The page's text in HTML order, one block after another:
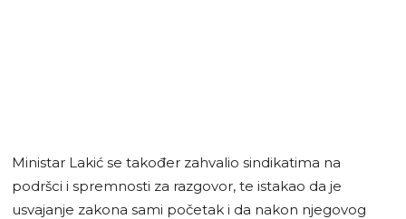
Ministar Lakić se također zahvalio sindikatima na
podršci i spremnosti za razgovor, te istakao da je
usvajanje zakona sami početak i da nakon njegovog